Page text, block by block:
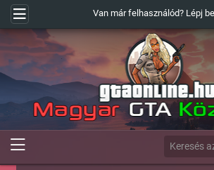
Van már felhasználód? Lépj